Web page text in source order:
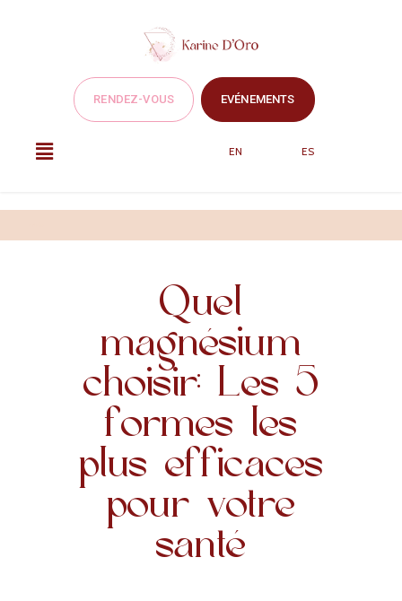
RENDEZ-VOUS EVÉNEMENTS
EN ES
Quel
magnésium
choisir: Les 5
formes les
plus efficaces
pour votre
santé